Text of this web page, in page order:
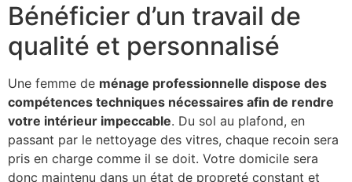
Bénéficier d’un travail de
qualité et personnalisé
Une femme de ménage professionnelle dispose des
compétences techniques nécessaires afin de rendre
votre intérieur impeccable. Du sol au plafond, en
passant par le nettoyage des vitres, chaque recoin sera
pris en charge comme il se doit. Votre domicile sera
donc maintenu dans un état de propreté constant et